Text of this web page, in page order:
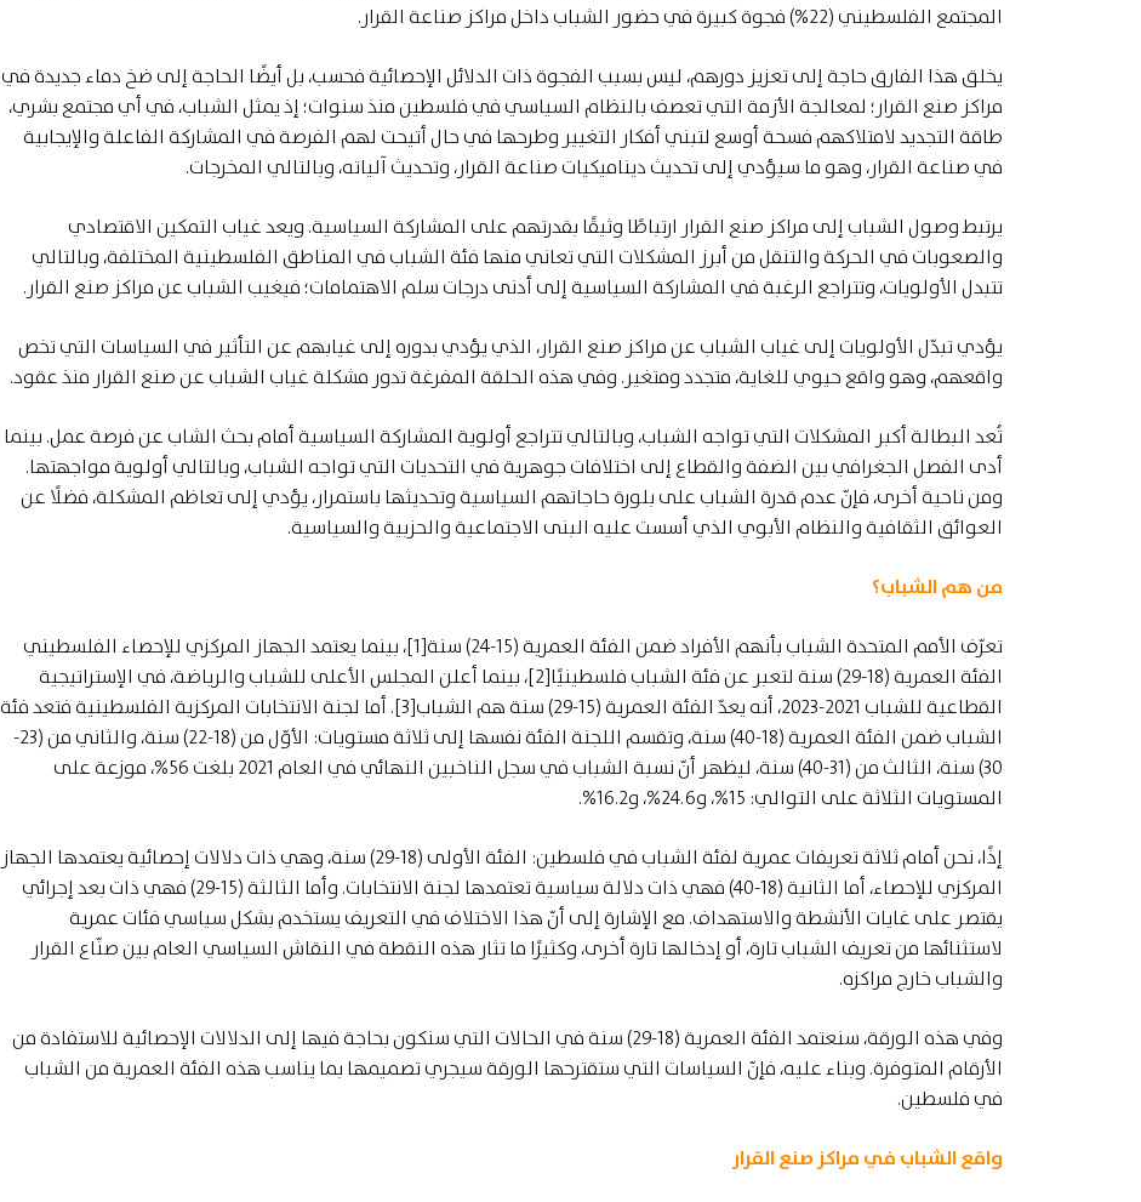
المجتمع الفلسطيني (22%) فجوة كبيرة في حضور الشباب داخل مراكز صناعة القرار.
يخلق هذا الفارق حاجة إلى تعزيز دورهم، ليس بسبب الفجوة ذات الدلائل الإحصائية فحسب، بل أيضًا الحاجة إلى ضخ دماء جديدة في
مراكز صنع القرار؛ لمعالجة الأزمة التي تعصف بالنظام السياسي في فلسطين منذ سنوات؛ إذ يمثل الشباب، في أي مجتمع بشري،
طاقة التجديد لامتلاكهم فسحة أوسع لتبني أفكار التغيير وطرحها في حال أتيحت لهم الفرصة في المشاركة الفاعلة والإيجابية
في صناعة القرار، وهو ما سيؤدي إلى تحديث ديناميكيات صناعة القرار، وتحديث آلياته، وبالتالي المخرجات.
يرتبط وصول الشباب إلى مراكز صنع القرار ارتباطًا وثيقًا بقدرتهم على المشاركة السياسية. ويعد غياب التمكين الاقتصادي
والصعوبات في الحركة والتنقل من أبرز المشكلات التي تعاني منها فئة الشباب في المناطق الفلسطينية المختلفة، وبالتالي
تتبدل الأولويات، وتتراجع الرغبة في المشاركة السياسية إلى أدنى درجات سلم الاهتمامات؛ فيغيب الشباب عن مراكز صنع القرار.
يؤدي تبدّل الأولويات إلى غياب الشباب عن مراكز صنع القرار، الذي يؤدي بدوره إلى غيابهم عن التأثير في السياسات التي تخص
واقعهم، وهو واقع حيوي للغاية، متجدد ومتغير. وفي هذه الحلقة المفرغة تدور مشكلة غياب الشباب عن صنع القرار منذ عقود.
تُعد البطالة أكبر المشكلات التي تواجه الشباب، وبالتالي تتراجع أولوية المشاركة السياسية أمام بحث الشاب عن فرصة عمل. بينما
أدى الفصل الجغرافي بين الضفة والقطاع إلى اختلافات جوهرية في التحديات التي تواجه الشباب، وبالتالي أولوية مواجهتها.
ومن ناحية أخرى، فإنّ عدم قدرة الشباب على بلورة حاجاتهم السياسية وتحديثها باستمرار، يؤدي إلى تعاظم المشكلة، فضلًا عن
العوائق الثقافية والنظام الأبوي الذي أسست عليه البنى الاجتماعية والحزبية والسياسية.
من هم الشباب؟
تعرّف الأمم المتحدة الشباب بأنهم الأفراد ضمن الفئة العمرية (15-24) سنة[1]، بينما يعتمد الجهاز المركزي للإحصاء الفلسطيني
الفئة العمرية (18-29) سنة لتعبر عن فئة الشباب فلسطينيًا[2]، بينما أعلن المجلس الأعلى للشباب والرياضة، في الإستراتيجية
القطاعية للشباب 2021-2023، أنه يعدّ الفئة العمرية (15-29) سنة هم الشباب[3]. أما لجنة الانتخابات المركزية الفلسطينية فتعد فئة
الشباب ضمن الفئة العمرية (18-40) سنة، وتقسم اللجنة الفئة نفسها إلى ثلاثة مستويات: الأوّل من (18-22) سنة، والثاني من (23-
30) سنة، الثالث من (31-40) سنة، ليظهر أنّ نسبة الشباب في سجل الناخبين النهائي في العام 2021 بلغت 56%، موزعة على
المستويات الثلاثة على التوالي: 15%، و24.6%، و16.2%.
إذًا، نحن أمام ثلاثة تعريفات عمرية لفئة الشباب في فلسطين: الفئة الأولى (18-29) سنة، وهي ذات دلالات إحصائية يعتمدها الجهاز
المركزي للإحصاء، أما الثانية (18-40) فهي ذات دلالة سياسية تعتمدها لجنة الانتخابات. وأما الثالثة (15-29) فهي ذات بعد إجرائي
يقتصر على غايات الأنشطة والاستهداف. مع الإشارة إلى أنّ هذا الاختلاف في التعريف يستخدم بشكل سياسي فئات عمرية
لاستثنائها من تعريف الشباب تارة، أو إدخالها تارة أخرى، وكثيرًا ما تثار هذه النقطة في النقاش السياسي العام بين صنّاع القرار
والشباب خارج مراكزه.
وفي هذه الورقة، سنعتمد الفئة العمرية (18-29) سنة في الحالات التي سنكون بحاجة فيها إلى الدلالات الإحصائية للاستفادة من
الأرقام المتوفرة. وبناء عليه، فإنّ السياسات التي ستقترحها الورقة سيجري تصميمها بما يناسب هذه الفئة العمرية من الشباب
في فلسطين.
واقع الشباب في مراكز صنع القرار